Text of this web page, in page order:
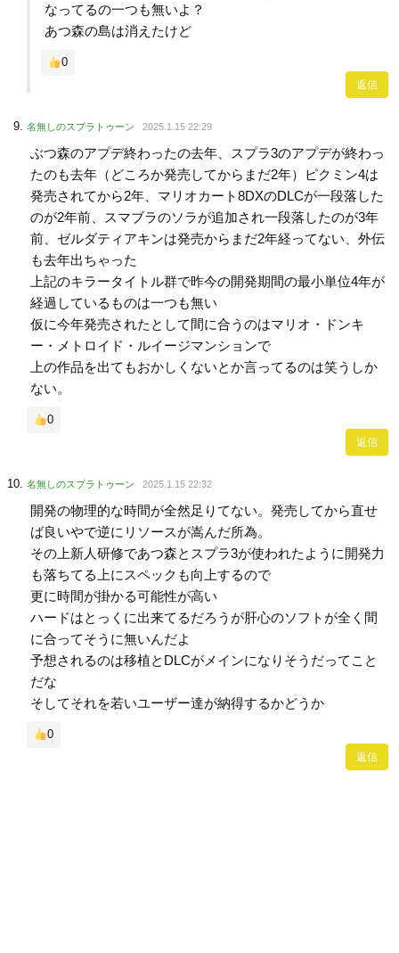
なってるの一つも無いよ？
あつ森の島は消えたけど
0
返信
名無しのスプラトゥーン 2025.1.15 22:29
ぶつ森のアプデ終わったの去年、スプラ3のアプデが終わっ
たのも去年（どころか発売してからまだ2年）ピクミン4は
発売されてから2年、マリオカート8DXのDLCが一段落した
のが2年前、スマブラのソラが追加され一段落したのが3年
前、ゼルダティアキンは発売からまだ2年経ってない、外伝
も去年出ちゃった
上記のキラータイトル群で昨今の開発期間の最小単位4年が
経過しているものは一つも無い
仮に今年発売されたとして間に合うのはマリオ・ドンキ
ー・メトロイド・ルイージマンションで
上の作品を出てもおかしくないとか言ってるのは笑うしか
ない。
0
返信
名無しのスプラトゥーン 2025.1.15 22:32
開発の物理的な時間が全然足りてない。発売してから直せ
ば良いやで逆にリソースが嵩んだ所為。
その上新人研修であつ森とスプラ3が使われたように開発力
も落ちてる上にスペックも向上するので
更に時間が掛かる可能性が高い
ハードはとっくに出来てるだろうが肝心のソフトが全く間
に合ってそうに無いんだよ
予想されるのは移植とDLCがメインになりそうだってこと
だな
そしてそれを若いユーザー達が納得するかどうか
0
返信